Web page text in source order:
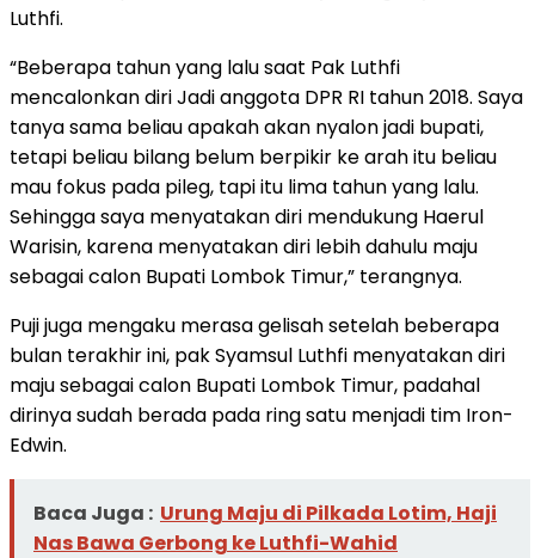
Luthfi.
“Beberapa tahun yang lalu saat Pak Luthfi
mencalonkan diri Jadi anggota DPR RI tahun 2018. Saya
tanya sama beliau apakah akan nyalon jadi bupati,
tetapi beliau bilang belum berpikir ke arah itu beliau
mau fokus pada pileg, tapi itu lima tahun yang lalu.
Sehingga saya menyatakan diri mendukung Haerul
Warisin, karena menyatakan diri lebih dahulu maju
sebagai calon Bupati Lombok Timur,” terangnya.
Puji juga mengaku merasa gelisah setelah beberapa
bulan terakhir ini, pak Syamsul Luthfi menyatakan diri
maju sebagai calon Bupati Lombok Timur, padahal
dirinya sudah berada pada ring satu menjadi tim Iron-
Edwin.
Baca Juga : Urung Maju di Pilkada Lotim, Haji
Nas Bawa Gerbong ke Luthfi-Wahid